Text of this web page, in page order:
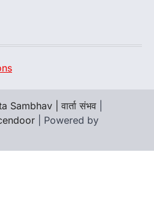
Sambhav | वार्ता संभव
| Powered by